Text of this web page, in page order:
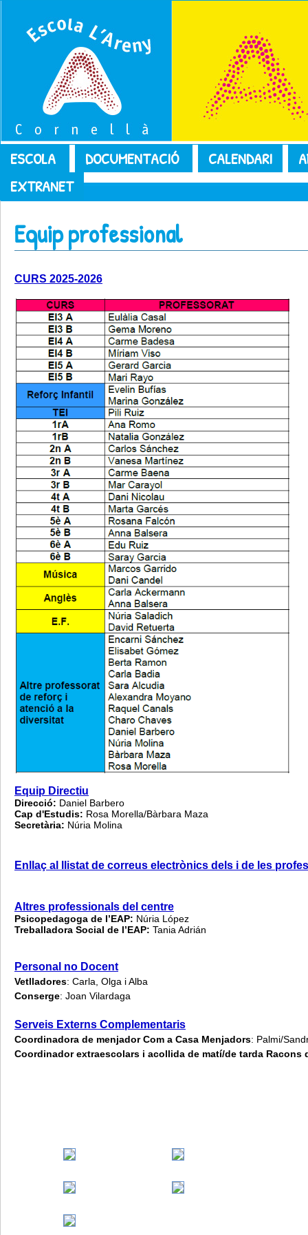
ESCOLA DOCUMENTACIÓ CALENDARI
EXTRANET
Equip professional
CURS 2025-2026
Equip Directiu
Direcció: Daniel Barbero
Cap d'Estudis: Rosa Morella/Bàrbara Maza
Secretària: Núria Molina
Enllaç al llistat de correus electrònics dels i de les
Altres professionals del centre
Psicopedagoga de l’EAP: Núria López
Treballadora Social de l’EAP: Tania Adrián
Personal no Docent
Vetlladores: Carla, Olga i Alba
Conserge: Joan Vilardaga
Serveis Externs Complementaris
Coordinadora de menjador Com a Casa Menjadors: Palmi/
Coordinador extraescolars i acollida de matí/de tarda Racons